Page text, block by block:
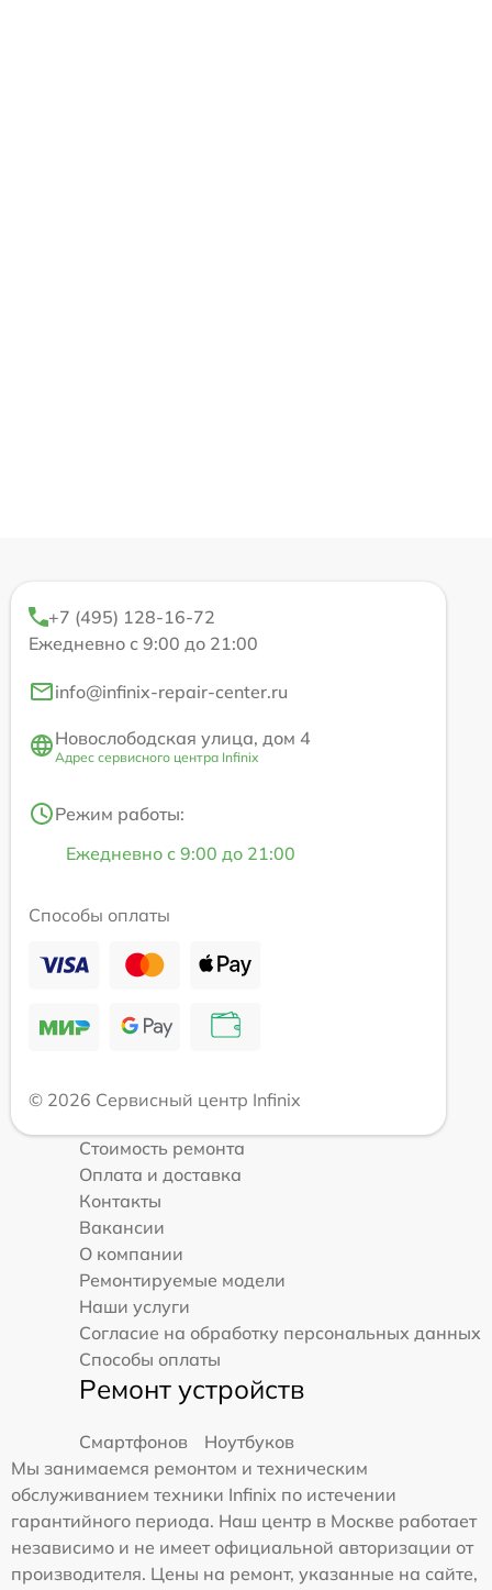
+7 (495) 128-16-72
Ежедневно с 9:00 до 21:00
info@infinix-repair-center.ru
Новослободская улица, дом 4
Адрес сервисного центра Infinix
Режим работы:
Ежедневно с 9:00 до 21:00
Способы оплаты
© 2026 Сервисный центр Infinix
Стоимость ремонта
Оплата и доставка
Контакты
Вакансии
О компании
Ремонтируемые модели
Наши услуги
Согласие на обработку персональных данных
Способы оплаты
Ремонт устройств
Смартфонов
Ноутбуков
Мы занимаемся ремонтом и техническим
обслуживанием техники Infinix по истечении
гарантийного периода. Наш центр в Москве работает
независимо и не имеет официальной авторизации от
производителя. Цены на ремонт, указанные на сайте,